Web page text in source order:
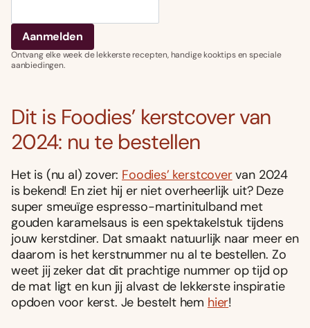
Ontvang elke week de lekkerste recepten, handige kooktips en speciale
aanbiedingen.
Dit is Foodies’ kerstcover van
2024: nu te bestellen
Het is (nu al) zover: Foodies’ kerstcovervan 2024
is bekend! En ziet hij er niet overheerlijk uit? Deze
super smeuïge espresso-martinitulband met
gouden karamelsaus is een spektakelstuk tijdens
jouw kerstdiner. Dat smaakt natuurlijk naar meer en
daarom is het kerstnummer nu al te bestellen. Zo
weet jij zeker dat dit prachtige nummer op tijd op
de mat ligt en kun jij alvast de lekkerste inspiratie
opdoen voor kerst. Je bestelt hem hier!